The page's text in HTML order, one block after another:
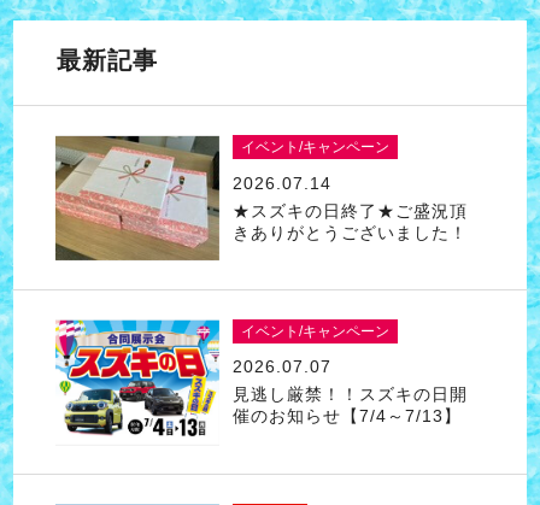
最新記事
イベント/キャンペーン
2026.07.14
★スズキの日終了★ご盛況頂
きありがとうございました！
イベント/キャンペーン
2026.07.07
見逃し厳禁！！スズキの日開
催のお知らせ【7/4～7/13】